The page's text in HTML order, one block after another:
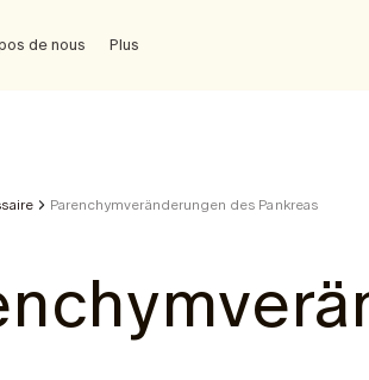
de nous Plus
Parenchymveränderungen des Pankreas